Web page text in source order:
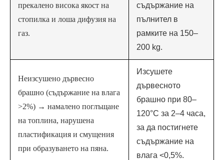
прекалено висока якост на
стопилка и лоша дифузия на
газ.
съдържание на
пълнител в
рамките на 150–
200 kg.
Неизсушено дървесно
брашно (съдържание на влага
>2%) → намалено поглъщане
на топлина, нарушена
пластификация и смущения
при образуването на пяна.
Изсушете
дървесното
брашно при 80–
120°C за 2–4 часа,
за да постигнете
съдържание на
влага <0,5%.